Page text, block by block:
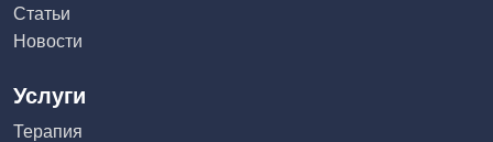
Статьи
Новости
Услуги
Терапия